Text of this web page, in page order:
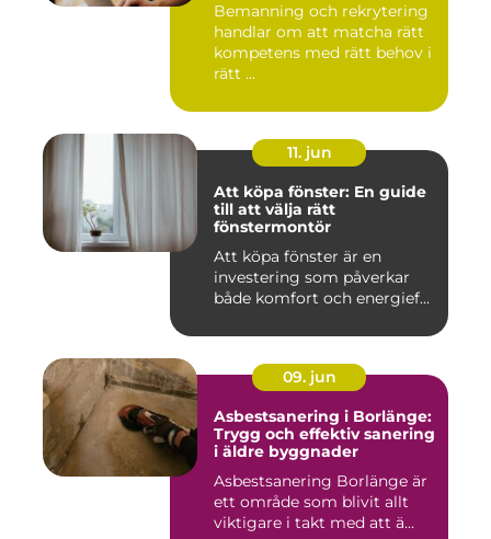
Bemanning och rekrytering
handlar om att matcha rätt
kompetens med rätt behov i
rätt ...
11. jun
Att köpa fönster: En guide
till att välja rätt
fönstermontör
Att köpa fönster är en
investering som påverkar
både komfort och energief...
09. jun
Asbestsanering i Borlänge:
Trygg och effektiv sanering
i äldre byggnader
Asbestsanering Borlänge är
ett område som blivit allt
viktigare i takt med att ä...